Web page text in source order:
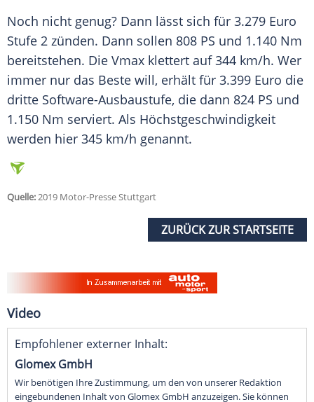
Noch nicht genug? Dann lässt sich für 3.279 Euro
Stufe 2 zünden. Dann sollen 808 PS und 1.140 Nm
bereitstehen. Die Vmax klettert auf 344 km/h. Wer
immer nur das Beste will, erhält für 3.399 Euro die
dritte Software-Ausbaustufe, die dann 824 PS und
1.150 Nm serviert. Als Höchstgeschwindigkeit
werden hier 345 km/h genannt.
Quelle:2019 Motor-Presse Stuttgart
ZURÜCK ZUR STARTSEITE
Video
Empfohlener externer Inhalt:
Glomex GmbH
Wir benötigen Ihre Zustimmung, um den von unserer Redaktion
eingebundenen Inhalt von Glomex GmbH anzuzeigen. Sie können